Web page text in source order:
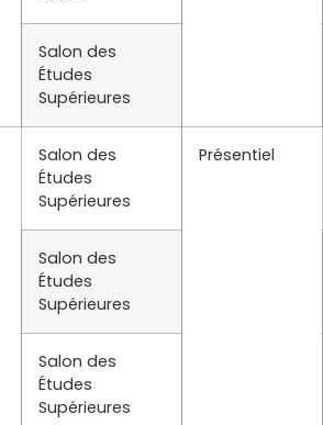
Salon des
Études
Supérieures
Salon des
Études
Supérieures
Présentiel
Salon des
Études
Supérieures
Salon des
Études
Supérieures